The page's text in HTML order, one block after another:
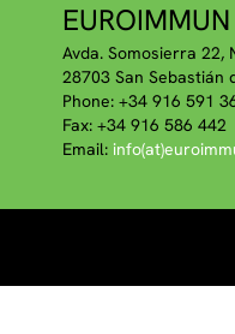
Avda. Somosierra 22,
28703 San Sebastián
Phone: +34 916 591
Fax: +34 916 586 442
Email: